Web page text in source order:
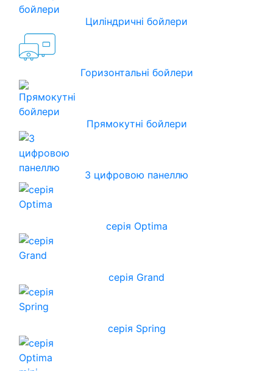
Циліндричні бойлери
Горизонтальні бойлери
Прямокутні бойлери
З цифровою панеллю
серія Optima
серія Grand
серія Spring